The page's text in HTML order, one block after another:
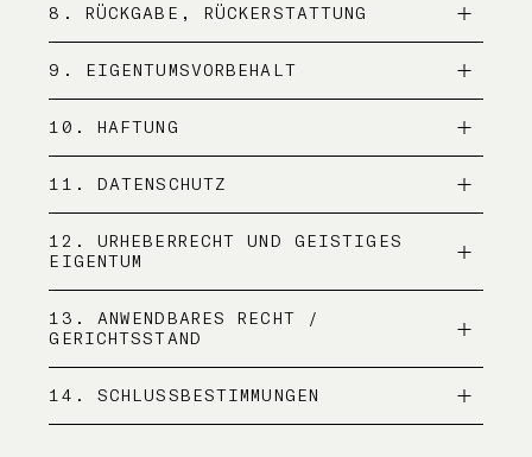
8. RÜCKGABE, RÜCKERSTATTUNG
9. EIGENTUMSVORBEHALT
10. HAFTUNG
11. DATENSCHUTZ
12. URHEBERRECHT UND GEISTIGES
EIGENTUM
13. ANWENDBARES RECHT /
GERICHTSSTAND
14. SCHLUSSBESTIMMUNGEN